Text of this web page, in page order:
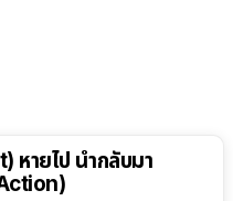
หายไป นำกลับมา